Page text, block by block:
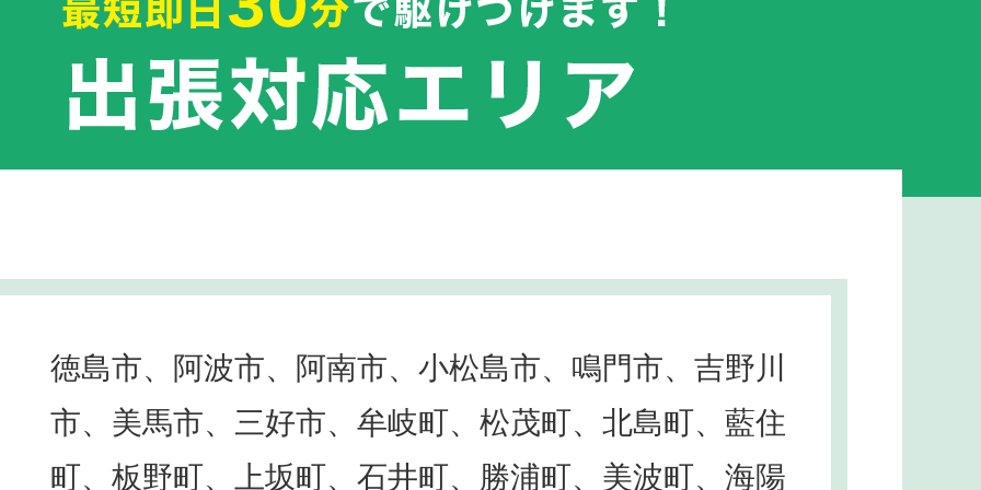
徳島市、阿波市、阿南市、小松島市、鳴門市、吉野川
市、美馬市、三好市、牟岐町、松茂町、北島町、藍住
町、板野町、上坂町、石井町、勝浦町、美波町、海陽